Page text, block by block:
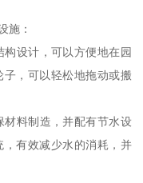
施：
设计，可以方便地在园
，可以轻松地拖动或搬
材料制造，并配有节水设
有效减少水的消耗，并